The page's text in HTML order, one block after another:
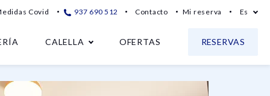
Covid 937 690 512 Contacto Mi reserva Es
CALELLA OFERTAS RESERVAS